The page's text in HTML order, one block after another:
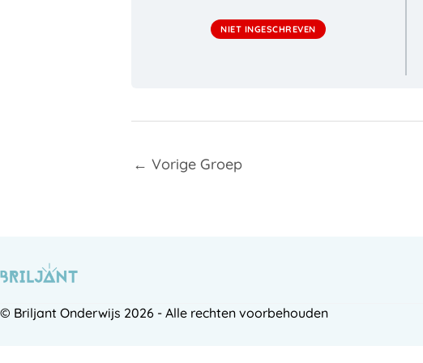
NIET INGESCHREVEN
← Vorige Groep
© Briljant Onderwijs 2026 - Alle rechten voorbehouden